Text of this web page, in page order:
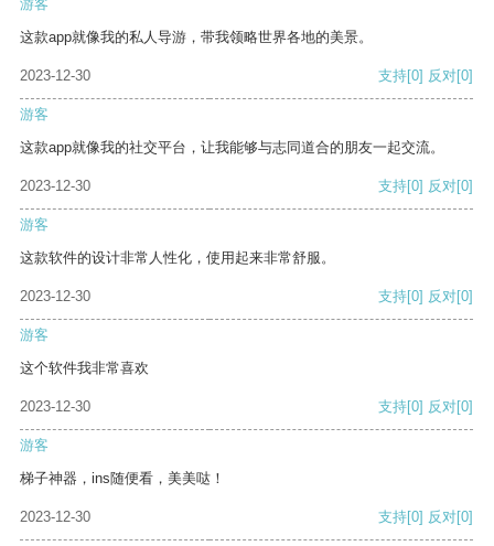
游客
这款app就像我的私人导游，带我领略世界各地的美景。
2023-12-30 支持[0] 反对[0]
游客
这款app就像我的社交平台，让我能够与志同道合的朋友一起交流。
2023-12-30 支持[0] 反对[0]
游客
这款软件的设计非常人性化，使用起来非常舒服。
2023-12-30 支持[0] 反对[0]
游客
这个软件我非常喜欢
2023-12-30 支持[0] 反对[0]
游客
梯子神器，ins随便看，美美哒！
2023-12-30 支持[0] 反对[0]